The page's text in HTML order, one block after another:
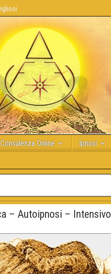
Consulenza Online Ipnosi
– Autoipnosi – Intensivo